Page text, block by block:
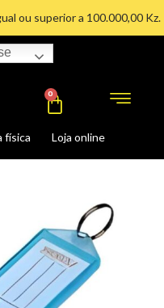
ou superior a 100.000,00 Kz.
física Loja online
0 Cart